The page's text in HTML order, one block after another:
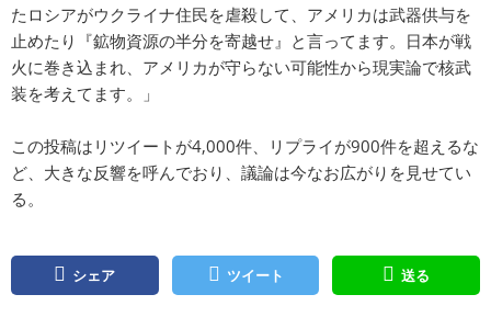
たロシアがウクライナ住民を虐殺して、アメリカは武器供与を
止めたり『鉱物資源の半分を寄越せ』と言ってます。日本が戦
火に巻き込まれ、アメリカが守らない可能性から現実論で核武
装を考えてます。」
この投稿はリツイートが4,000件、リプライが900件を超えるな
ど、大きな反響を呼んでおり、議論は今なお広がりを見せてい
る。
シェア ツイート 送る